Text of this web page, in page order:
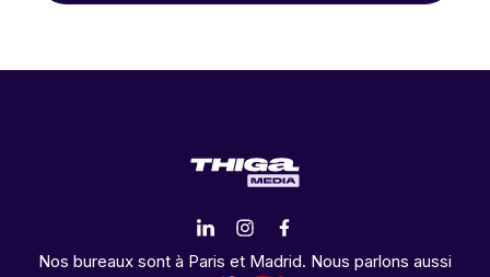
Nos bureaux sont à Paris et Madrid. Nous parlons aussi